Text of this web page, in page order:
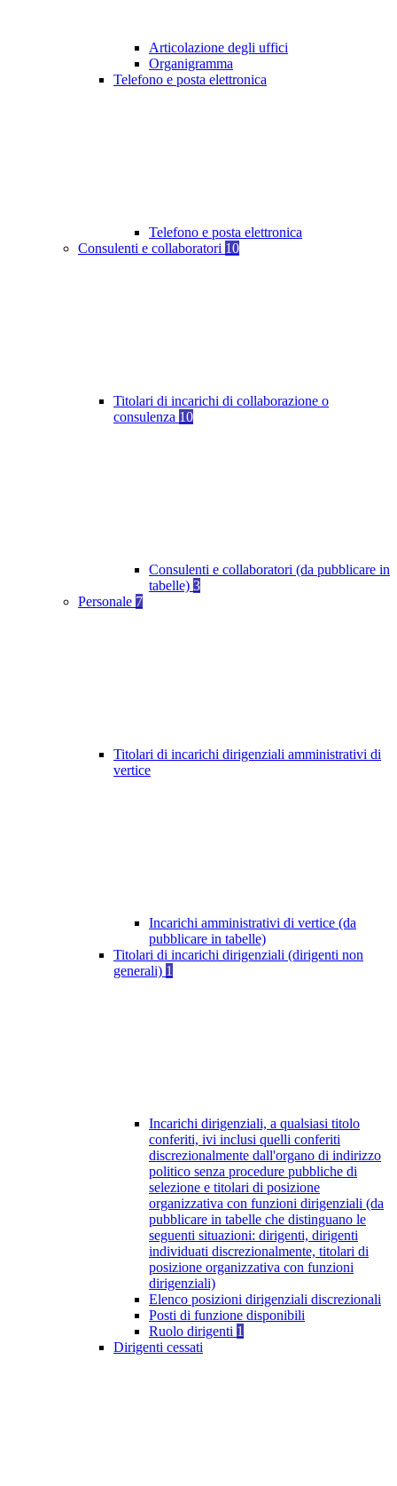
Articolazione degli uffici
Organigramma
Telefono e posta elettronica
Telefono e posta elettronica
Consulenti e collaboratori 10
Titolari di incarichi di collaborazione o
consulenza 10
Consulenti e collaboratori (da pubblicare in
tabelle) 3
Personale 7
Titolari di incarichi dirigenziali amministrativi di
vertice
Incarichi amministrativi di vertice (da
pubblicare in tabelle)
Titolari di incarichi dirigenziali (dirigenti non
generali) 1
Incarichi dirigenziali, a qualsiasi titolo
conferiti, ivi inclusi quelli conferiti
discrezionalmente dall'organo di indirizzo
politico senza procedure pubbliche di
selezione e titolari di posizione
organizzativa con funzioni dirigenziali (da
pubblicare in tabelle che distinguano le
seguenti situazioni: dirigenti, dirigenti
individuati discrezionalmente, titolari di
posizione organizzativa con funzioni
dirigenziali)
Elenco posizioni dirigenziali discrezionali
Posti di funzione disponibili
Ruolo dirigenti 1
Dirigenti cessati